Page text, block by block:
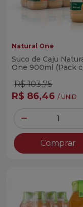
Natural One
Suco de Caju
One 900ml (Pack
R$ 103,75
R$ 86,46 / UNID
Diminuir
Quantidade
Comprar